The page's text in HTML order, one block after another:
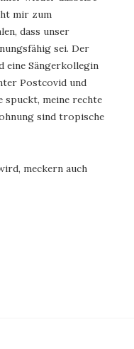
mir zum
dass unser
sei. Der
eine Sängerkollegin
Postcovid und
spuckt, meine rechte
sind tropische
meckern auch